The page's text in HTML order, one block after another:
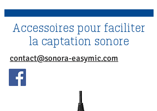
Accessoires pour faciliter
la captation sonore
contact@sonora-easymic.com